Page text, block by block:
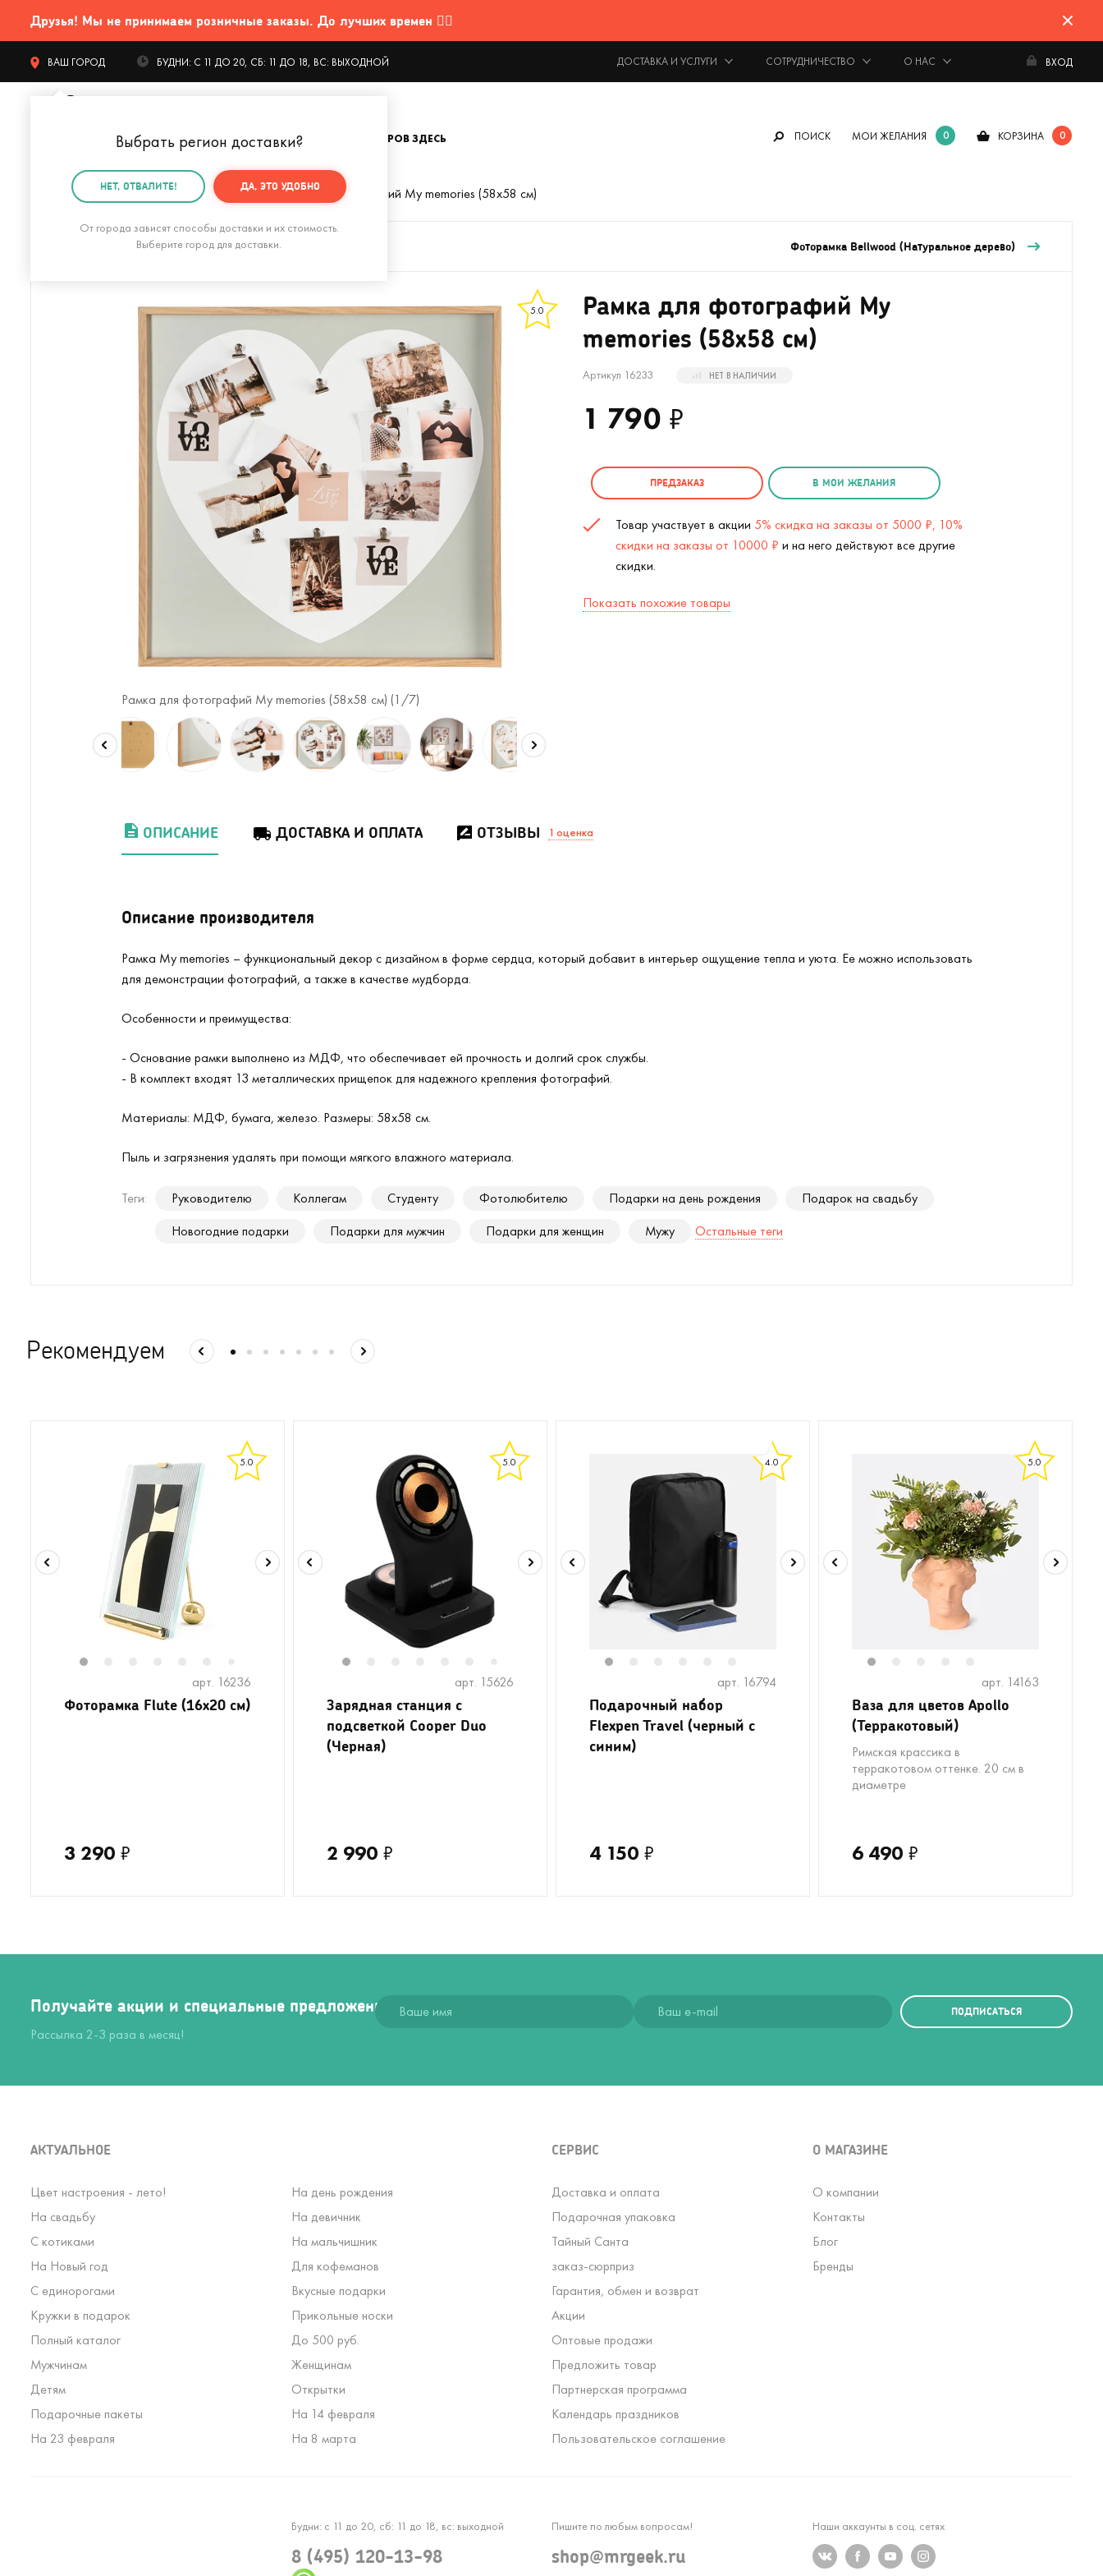
Друзья! Мы не принимаем розничные заказы. До лучших времен 🤷‍♂️
ВАШ ГОРОД
Выбрать регион доставки?
НЕТ, ОТВАЛИТЕ! ДА, ЭТО УДОБНО
От города зависят способы доставки и их стоимость.
Выберите город для доставки.
БУДНИ: С 11 ДО 20, СБ: 11 ДО 18, ВС: ВЫХОДНОЙ ДОСТАВКА И УСЛУГИ СОТРУДНИЧЕСТВО О НАС ВХОД
КАТАЛОГ ТОВАРОВ ЗДЕСЬ ПОИСК МОИ ЖЕЛАНИЯ 0 КОРЗИНА 0
Главная Интерьер Фоторамки Рамка для фотографий My memories (58х58 см)
Фоторамка двухсторонняя Bellwood орех (26х31 см) Фоторамка Bellwood (Натуральное дерево)
5.0
Рамка для фотографий My memories (58х58 см) (1 /7)
Рамка для фотографий My
memories (58х58 см)
Артикул 16233 НЕТ В НАЛИЧИИ
1 790 ₽
ПРЕДЗАКАЗ В МОИ ЖЕЛАНИЯ
Товар участвует в акции 5% скидка на заказы от 5000 ₽, 10%
скидки на заказы от 10000 ₽ и на него действуют все другие
скидки.
Показать похожие товары
ОПИСАНИЕ ДОСТАВКА И ОПЛАТА ОТЗЫВЫ 1 оценка
Описание производителя
Рамка My memories – функциональный декор с дизайном в форме сердца, который добавит в интерьер ощущение тепла и уюта. Ее можно использовать
для демонстрации фотографий, а также в качестве мудборда.
Особенности и преимущества:
- Основание рамки выполнено из МДФ, что обеспечивает ей прочность и долгий срок службы.
- В комплект входят 13 металлических прищепок для надежного крепления фотографий.
Материалы: МДФ, бумага, железо. Размеры: 58х58 см.
Пыль и загрязнения удалять при помощи мягкого влажного материала.
Теги: Руководителю Коллегам Студенту Фотолюбителю Подарки на день рождения
Подарок на свадьбу
Новогодние подарки
Подарки для мужчин Подарки для женщин Мужу Остальные теги
Рекомендуем
5.0
11
арт. 16236
Фоторамка Flute (16х20 см)
3 290 ₽
5.0
11
арт. 15626
Зарядная станция с
подсветкой Cooper Duo
(Черная)
2 990 ₽
4.0
арт. 16794
Подарочный набор
Flexpen Travel (черный с
синим)
4 150 ₽
5.0
арт. 14163
Ваза для цветов Apollo
(Терракотовый)
Римская крассика в
терракотовом оттенке. 20 см в
диаметре
6 490 ₽
Получайте акции и специальные предложения
Рассылка 2-3 раза в месяц!
ПОДПИСАТЬСЯ
АКТУАЛЬНОЕ
Цвет настроения - лето!
На день рождения
На свадьбу
На девичник
С котиками
На мальчишник
На Новый год
Для кофеманов
С единорогами
Вкусные подарки
Кружки в подарок
Прикольные носки
Полный каталог
До 500 руб.
Мужчинам
Женщинам
Детям
Открытки
Подарочные пакеты
На 14 февраля
На 23 февраля
На 8 марта
СЕРВИС
Доставка и оплата
Подарочная упаковка
Тайный Санта
заказ-сюрприз
Гарантия, обмен и возврат
Акции
Оптовые продажи
Предложить товар
Партнерская программа
Календарь праздников
Пользовательское соглашение
О МАГАЗИНЕ
О компании
Контакты
Блог
Бренды
Будни: с 11 до 20, сб: 11 до 18, вс: выходной
8 (495) 120-13-98
Пишите по любым вопросам!
shop@mrgeek.ru
Наши аккаунты в соц. сетях